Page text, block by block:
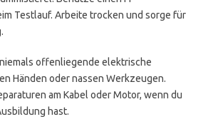
Testlauf. Arbeite trocken und sorge für
offenliegende elektrische
Händen oder nassen Werkzeugen.
am Kabel oder Motor, wenn du
hast.